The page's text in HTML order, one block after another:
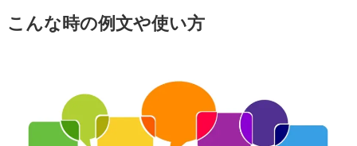
こんな時の例文や使い方